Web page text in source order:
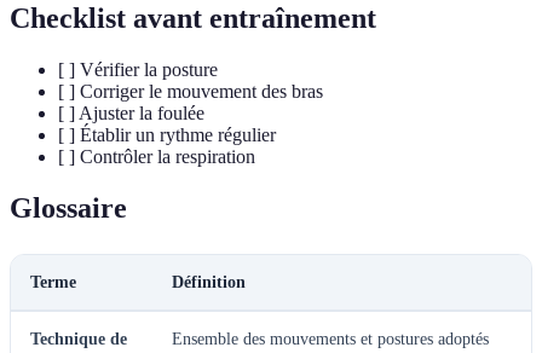
Checklist avant entraînement
[ ] Vérifier la posture
[ ] Corriger le mouvement des bras
[ ] Ajuster la foulée
[ ] Établir un rythme régulier
[ ] Contrôler la respiration
Glossaire
Terme Définition
Technique de
Ensemble des mouvements et postures adoptés